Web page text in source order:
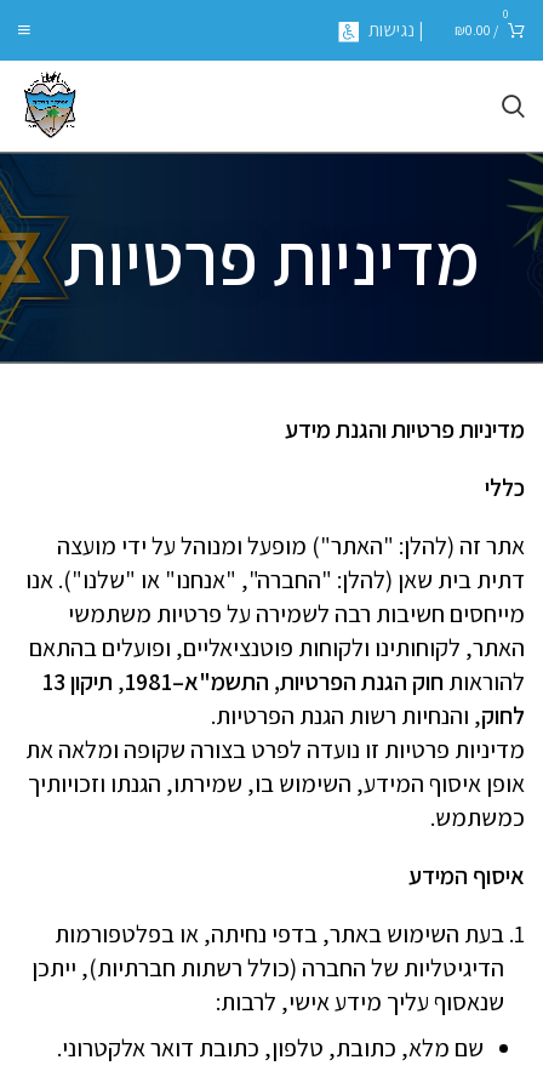
0
/
₪0.00 | נגישות
מדיניות פרטיות
מדיניות פרטיות והגנת מידע
כללי
אתר זה (להלן: "האתר") מופעל ומנוהל על ידי מועצה
דתית בית שאן (להלן: "החברה", "אנחנו" או "שלנו"). אנו
מייחסים חשיבות רבה לשמירה על פרטיות משתמשי
האתר, לקוחותינו ולקוחות פוטנציאליים, ופועלים בהתאם
להוראותחוק הגנת הפרטיות, התשמ"א–1981 ,
תיקון 13
לחוק, והנחיות רשות הגנת הפרטיות.
מדיניות פרטיות זו נועדה לפרט בצורה שקופה ומלאה את
אופן איסוף המידע, השימוש בו, שמירתו, הגנתו וזכויותיך
כמשתמש.
איסוף המידע
בעת השימוש באתר, בדפי נחיתה, או בפלטפורמות
הדיגיטליות של החברה (כולל רשתות חברתיות), ייתכן
שנאסוף עליך מידע אישי, לרבות:
שם מלא, כתובת, טלפון, כתובת דואר אלקטרוני.